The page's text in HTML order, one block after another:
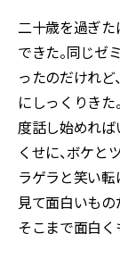
二十歳を過ぎた
できた。同じゼ
ったのだけれど
にしっくりきた
度話し始めれば
くせに、ボケ
ラゲラと笑い
見て面白いもの
そこまで面白く